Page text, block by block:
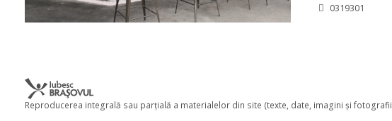
0319301
Reproducerea integrală sau parţială a materialelor din site (texte, date, imagini şi